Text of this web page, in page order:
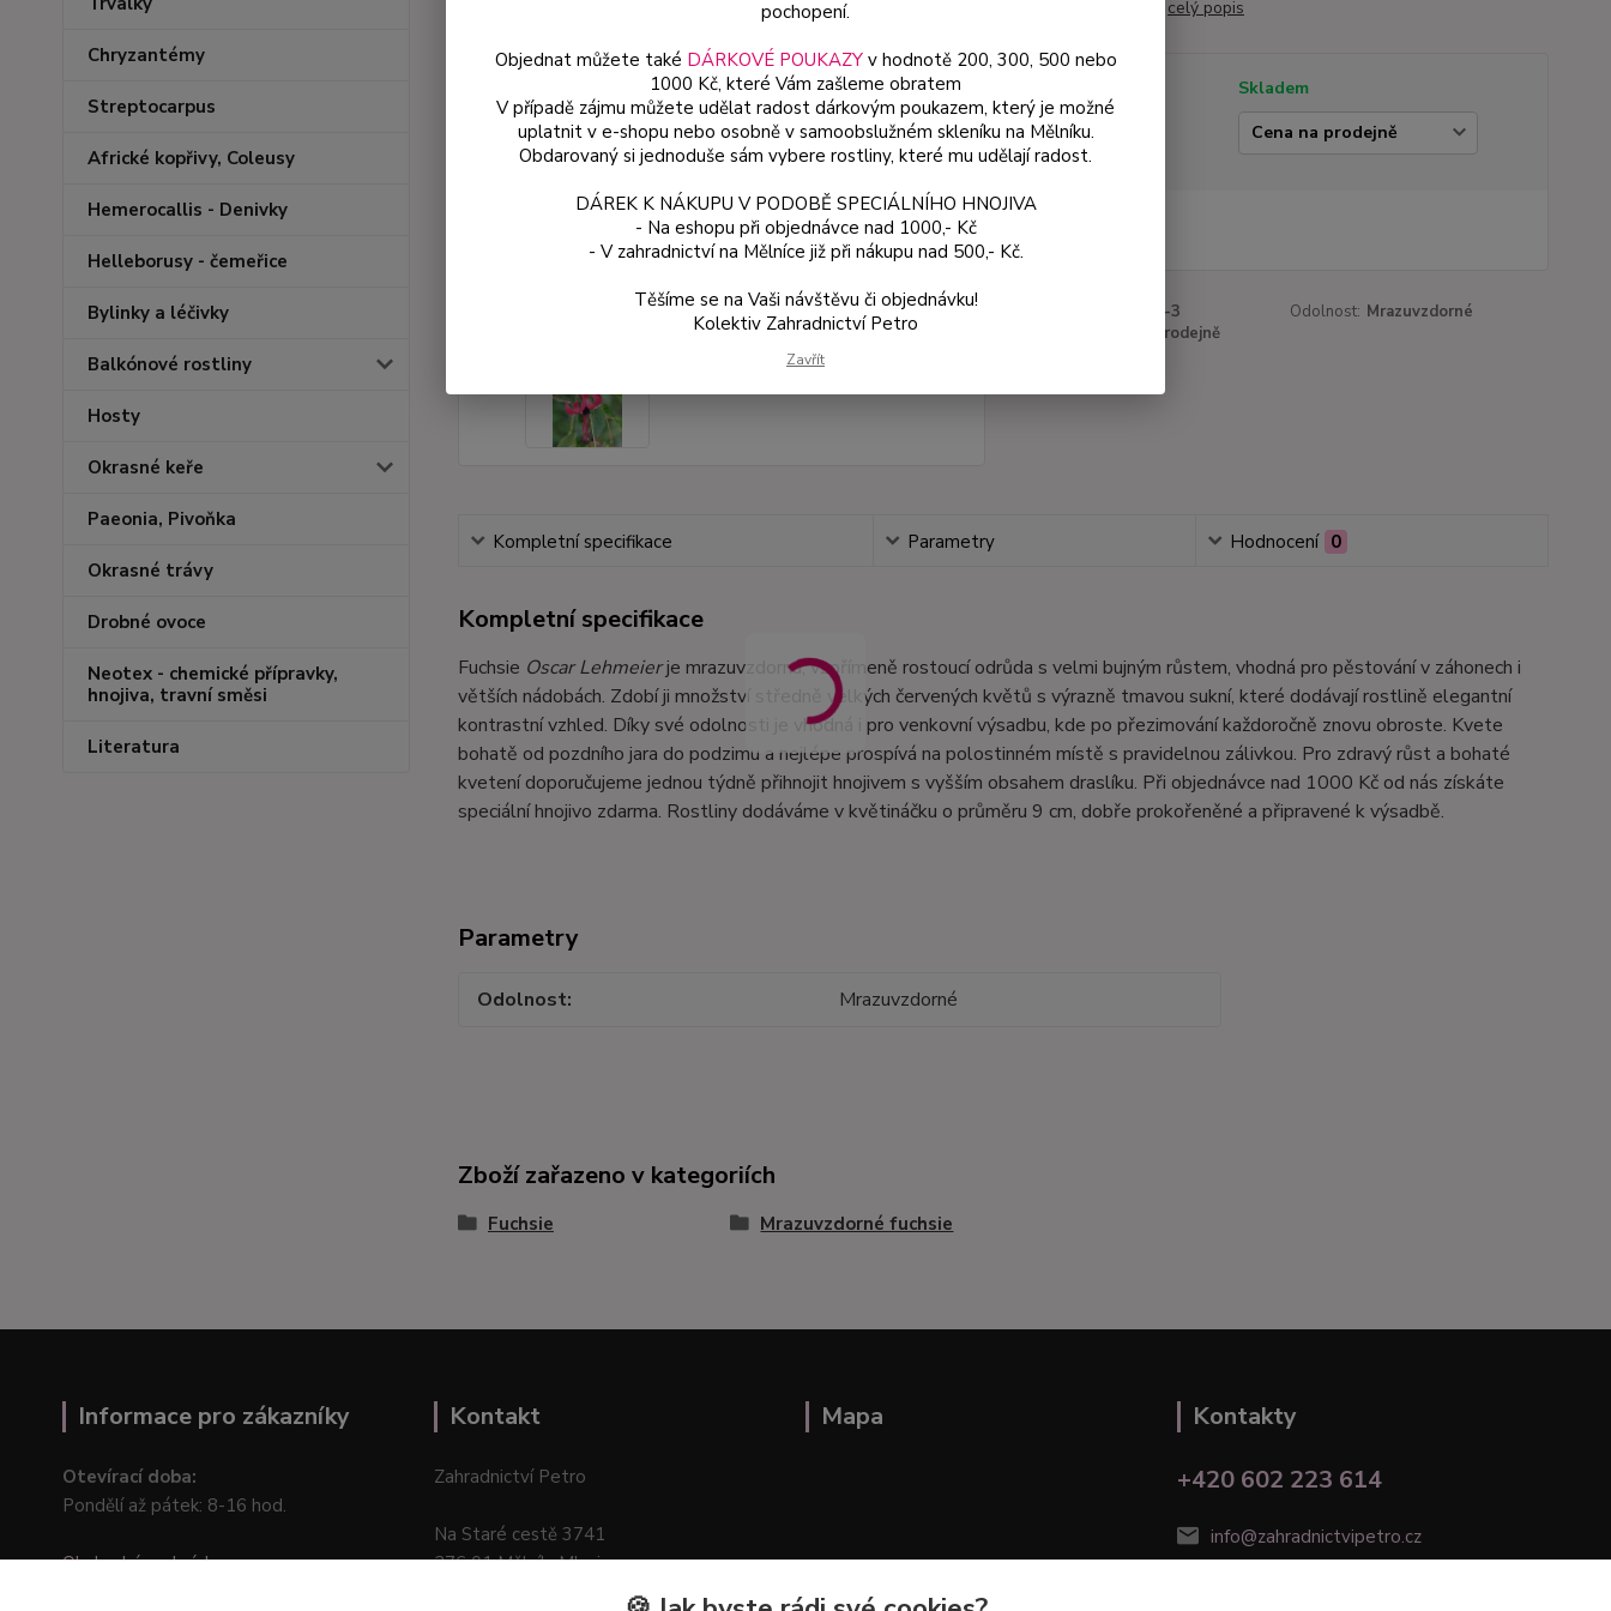
Chryzantémy
Streptocarpus
Africké kopřivy, Coleusy
Hemerocallis - Denivky
Helleborusy - čemeřice
Bylinky a léčivky
Balkónové rostliny
Hosty
Okrasné keře
Paeonia, Pivoňka
Okrasné trávy
Drobné ovoce
Neotex - chemické přípravky,
hnojiva, travní směsi
Literatura
celý popis
Skladem
Varianta
816-3 Odolnost: Mrazuvzdorné
Cena na prodejně
Kompletní specifikace Parametry Hodnocení 0
Kompletní specifikace
Fuchsie Oscar Lehmeierje mrazuvzdorná, vzpřímeně rostoucí odrůda s velmi bujným růstem, vhodná pro pěstování v záhonech i
větších nádobách. Zdobí ji množství středně velkých červených květů s výrazně tmavou sukní, které dodávají rostlině elegantní
kontrastní vzhled. Díky své odolnosti je vhodná i pro venkovní výsadbu, kde po přezimování každoročně znovu obroste. Kvete
bohatě od pozdního jara do podzimu a nejlépe prospívá na polostinném místě s pravidelnou zálivkou. Pro zdravý růst a bohaté
kvetení doporučujeme jednou týdně přihnojit hnojivem s vyšším obsahem draslíku. Při objednávce nad 1000 Kč od nás získáte
speciální hnojivo zdarma. Rostliny dodáváme v květináčku o průměru 9 cm, dobře prokořeněné a připravené k výsadbě.
Parametry
Odolnost Mrazuvzdorné
Zboží zařazeno v kategoriích
Fuchsie Mrazuvzdorné fuchsie
Informace pro zákazníky
Otevírací doba:
Pondělí až pátek: 8-16 hod.
Obchodní podmínky
Kontakt
Zahradnictví Petro
Na Staré cestě 3741
276 01 Mělník–Mlazice
Mapa
Kontakty
+420 602 223 614
info@zahradnictvipetro.cz
pochopení.
Objednat můžete také DÁRKOVÉ POUKAZYv hodnotě 200, 300, 500 nebo
1000 Kč, které Vám zašleme obratem
V případě zájmu můžete udělat radost dárkovým poukazem, který je možné
uplatnit v e-shopu nebo osobně v samoobslužném skleníku na Mělníku.
Obdarovaný si jednoduše sám vybere rostliny, které mu udělají radost.
DÁREK K NÁKUPU V PODOBĚ SPECIÁLNÍHO HNOJIVA
- Na eshopu při objednávce nad 1000,- Kč
- V zahradnictví na Mělníce již při nákupu nad 500,- Kč.
Těšíme se na Vaši návštěvu či objednávku!
Kolektiv Zahradnictví Petro
Zavřít